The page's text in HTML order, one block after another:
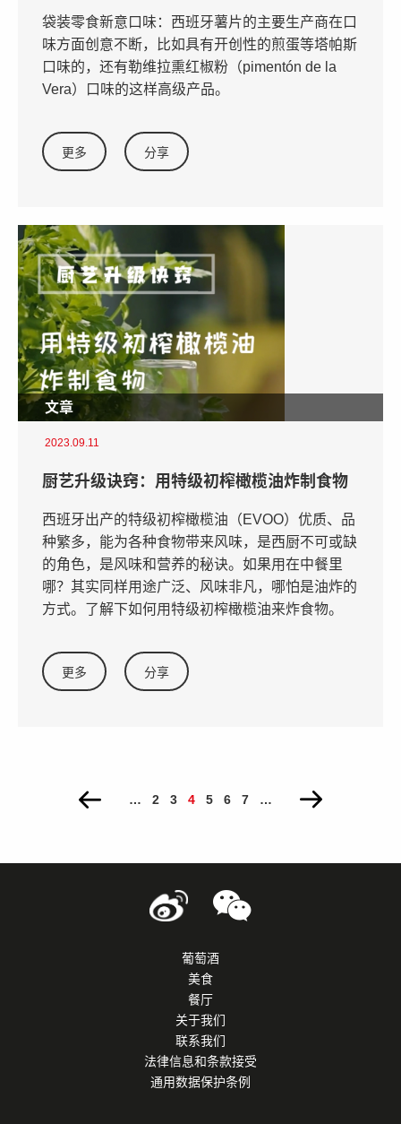
袋装零食新意口味：西班牙薯片的主要生产商在口
味方面创意不断，比如具有开创性的煎蛋等塔帕斯
口味的，还有勒维拉熏红椒粉（pimentón de la
Vera）口味的这样高级产品。
更多 分享
文章
2023.09.11
厨艺升级诀窍：用特级初榨橄榄油炸制食物
西班牙出产的特级初榨橄榄油（EVOO）优质、品
种繁多，能为各种食物带来风味，是西厨不可或缺
的角色，是风味和营养的秘诀。如果用在中餐里
哪？其实同样用途广泛、风味非凡，哪怕是油炸的
方式。了解下如何用特级初榨橄榄油来炸食物。
更多 分享
… 2 3 4 5 6 7 …
葡萄酒
美食
餐厅
关于我们
联系我们
法律信息和条款接受
通用数据保护条例